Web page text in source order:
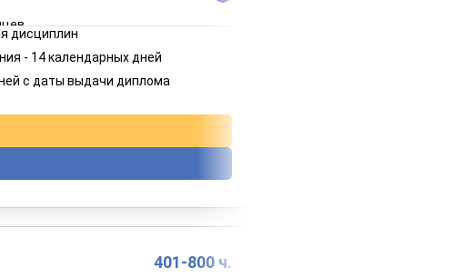
руб.
дисциплин
- 14 календарных дней
с даты выдачи диплома
401-800 ч.